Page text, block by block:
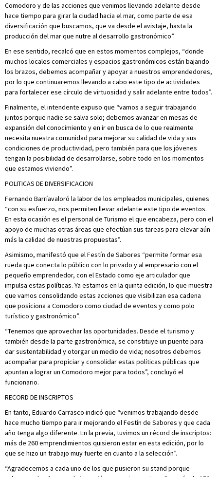
Comodoro y de las acciones que venimos llevando adelante desde
hace tiempo para girar la ciudad hacia el mar, como parte de esa
diversificación que buscamos, que va desde el avistaje, hasta la
producción del mar que nutre al desarrollo gastronómico”.
En ese sentido, recalcó que en estos momentos complejos, “donde
muchos locales comerciales y espacios gastronómicos están bajando
los brazos, debemos acompañar y apoyar a nuestros emprendedores,
por lo que continuaremos llevando a cabo este tipo de actividades
para fortalecer ese círculo de virtuosidad y salir adelante entre todos”.
Finalmente, el intendente expuso que “vamos a seguir trabajando
juntos porque nadie se salva solo; debemos avanzar en mesas de
expansión del conocimiento y en ir en busca de lo que realmente
necesita nuestra comunidad para mejorar su calidad de vida y sus
condiciones de productividad, pero también para que los jóvenes
tengan la posibilidad de desarrollarse, sobre todo en los momentos
que estamos viviendo”.
POLITICAS DE DIVERSIFICACION
Fernando Barríavaloró la labor de los empleados municipales, quienes
“con su esfuerzo, nos permiten llevar adelante este tipo de eventos.
En esta ocasión es el personal de Turismo el que encabeza, pero con el
apoyo de muchas otras áreas que efectúan sus tareas para elevar aún
más la calidad de nuestras propuestas”.
Asimismo, manifestó que el Festín de Sabores “permite formar esa
rueda que conecta lo público con lo privado y al empresario con el
pequeño emprendedor, con el Estado como eje articulador que
impulsa estas políticas. Ya estamos en la quinta edición, lo que muestra
que vamos consolidando estas acciones que visibilizan esa cadena
que posiciona a Comodoro como ciudad de eventos y como polo
turístico y gastronómico”.
“Tenemos que aprovechar las oportunidades. Desde el turismo y
también desde la parte gastronómica, se constituye un puente para
dar sustentabilidad y otorgar un medio de vida; nosotros debemos
acompañar para propiciar y consolidar estas políticas públicas que
apuntan a lograr un Comodoro mejor para todos”, concluyó el
funcionario.
RECORD DE INSCRIPTOS
En tanto, Eduardo Carrasco indicó que “venimos trabajando desde
hace mucho tiempo para ir mejorando el Festín de Sabores y que cada
año tenga algo diferente. En la previa, tuvimos un récord de inscriptos:
más de 260 emprendimientos quisieron estar en esta edición, por lo
que se hizo un trabajo muy fuerte en cuanto a la selección”.
“Agradecemos a cada uno de los que pusieron su stand porque